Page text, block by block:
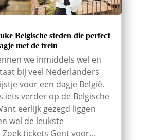
Belgische steden die perfect
met de trein
we inmiddels wel en
bij veel Nederlanders
voor een dagje België.
iets verder op de Belgische
eerlijk gezegd liggen
wel de leukste
tickets Gent voor...